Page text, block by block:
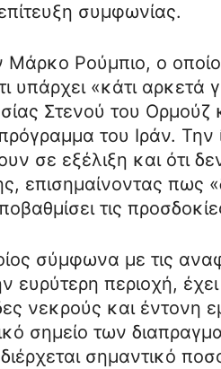
συμφωνίας.
Ρούμπιο, ο
«κάτι αρκετά
Στενού του Ορμούζ
του Ιράν. Την
σε εξέλιξη και ότι
επισημαίνοντας πως
τις
σύμφωνα με τις
ευρύτερη περιοχή,
νεκρούς και έντονη
σημείο των
σημαντικό